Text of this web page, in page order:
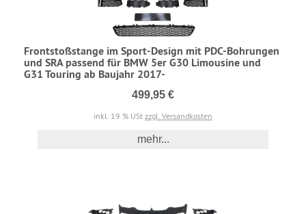
Frontstoßstange im Sport-Design mit PDC-Bohrungen
und SRA passend für BMW 5er G30 Limousine und
G31 Touring ab Baujahr 2017-
499,95 €
inkl. 19 % USt zzgl. Versandkosten
mehr...